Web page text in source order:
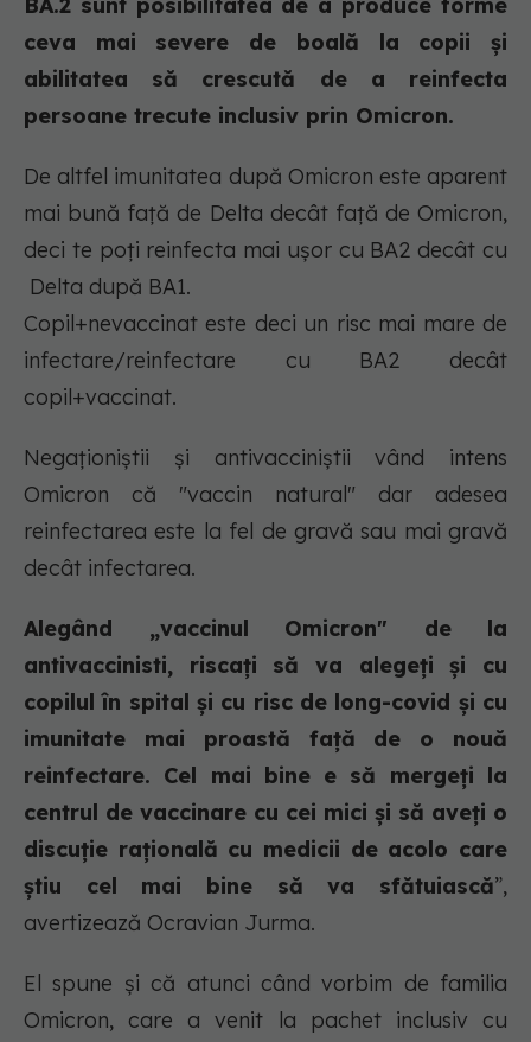
BA.2 sunt posibilitatea de a produce forme
ceva mai severe de boală la copii și
abilitatea să crescută de a reinfecta
persoane trecute inclusiv prin Omicron.
De altfel imunitatea după Omicron este aparent
mai bună față de Delta decât față de Omicron,
deci te poți reinfecta mai ușor cu BA2 decât cu
Delta după BA1.
Copil+nevaccinat este deci un risc mai mare de
infectare/reinfectare cu BA2 decât
copil+vaccinat.
Negaționiștii și antivacciniștii vând intens
Omicron că "vaccin natural" dar adesea
reinfectarea este la fel de gravă sau mai gravă
decât infectarea.
Alegând „vaccinul Omicron" de la
antivaccinisti, riscați să va alegeți și cu
copilul în spital și cu risc de long-covid și cu
imunitate mai proastă față de o nouă
reinfectare. Cel mai bine e să mergeți la
centrul de vaccinare cu cei mici și să aveți o
discuție rațională cu medicii de acolo care
știu cel mai bine să va sfătuiască”,
avertizează Ocravian Jurma.
El spune și că atunci când vorbim de familia
Omicron, care a venit la pachet inclusiv cu